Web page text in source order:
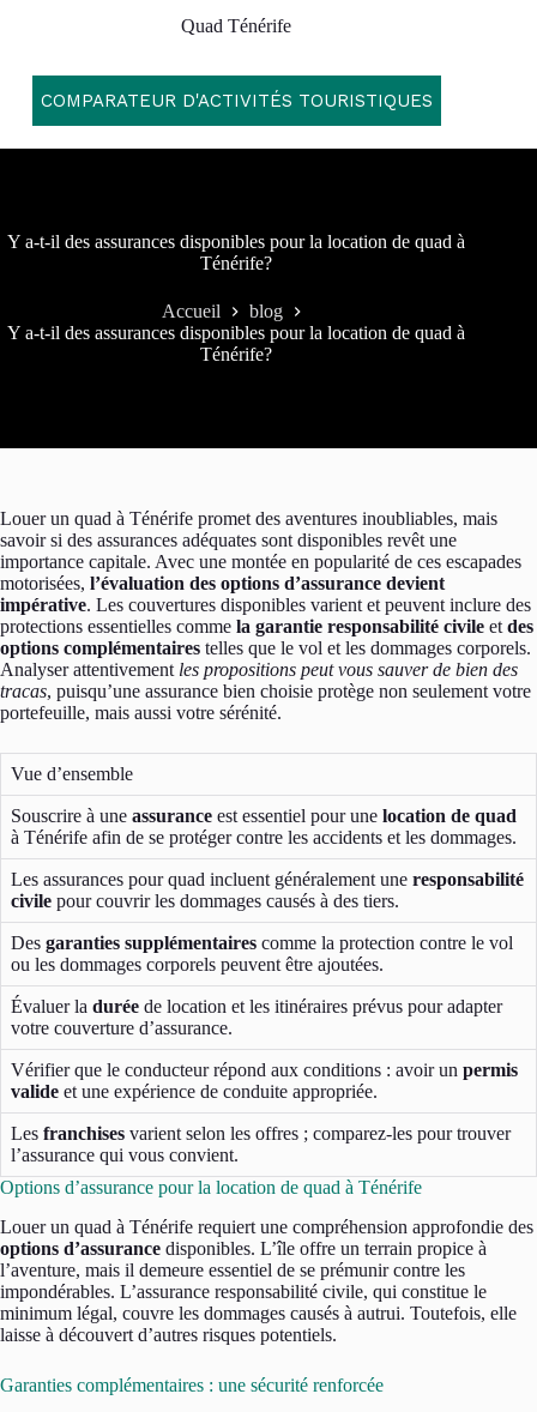
Quad Ténérife
COMPARATEUR D'ACTIVITÉS TOURISTIQUES
Y a-t-il des assurances disponibles pour la location de quad à
Ténérife?
Accueil
blog
Y a-t-il des assurances disponibles pour la location de quad à
Ténérife?
Louer un quad à Ténérife promet des aventures inoubliables, mais
savoir si des assurances adéquates sont disponibles revêt une
importance capitale. Avec une montée en popularité de ces escapades
motorisées, l’évaluation des options d’assurance devient
impérative. Les couvertures disponibles varient et peuvent inclure des
protections essentielles comme la garantie responsabilité civile et des
options complémentaires telles que le vol et les dommages corporels.
Analyser attentivement les propositions peut vous sauver de bien des
tracas, puisqu’une assurance bien choisie protège non seulement votre
portefeuille, mais aussi votre sérénité.
Vue d’ensemble
Souscrire à une assurance est essentiel pour une location de quad
à Ténérife afin de se protéger contre les accidents et les dommages.
Les assurances pour quad incluent généralement une responsabilité
civile pour couvrir les dommages causés à des tiers.
Des garanties supplémentaires comme la protection contre le vol
ou les dommages corporels peuvent être ajoutées.
Évaluer la durée de location et les itinéraires prévus pour adapter
votre couverture d’assurance.
Vérifier que le conducteur répond aux conditions : avoir un permis
valide et une expérience de conduite appropriée.
Les franchises varient selon les offres ; comparez-les pour trouver
l’assurance qui vous convient.
Options d’assurance pour la location de quad à Ténérife
Louer un quad à Ténérife requiert une compréhension approfondie des
options d’assurance disponibles. L’île offre un terrain propice à
l’aventure, mais il demeure essentiel de se prémunir contre les
impondérables. L’assurance responsabilité civile, qui constitue le
minimum légal, couvre les dommages causés à autrui. Toutefois, elle
laisse à découvert d’autres risques potentiels.
Garanties complémentaires : une sécurité renforcée